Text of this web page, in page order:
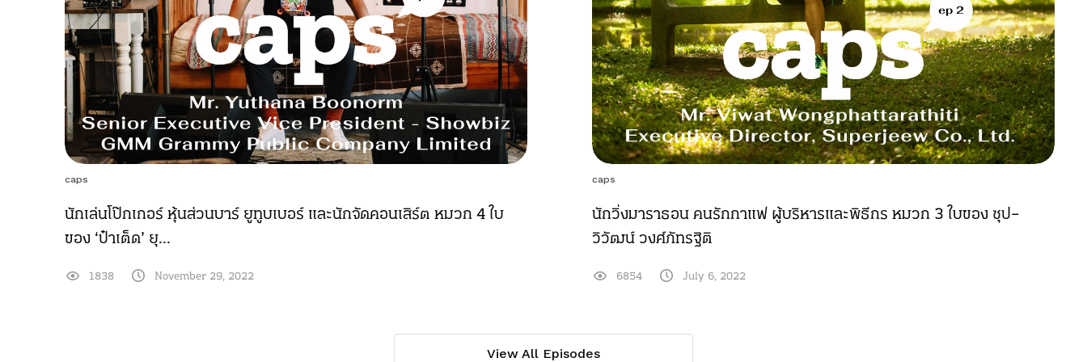
caps
นักเล่นโป๊กเกอร์ หุ้นส่วนบาร์ ยูทูบเบอร์ และนักจัดคอนเสิร์ต หมวก 4 ใบ
ของ ‘ป๋าเต็ด’ ยุ...
1838 November 29, 2022
caps
นักวิ่งมาราธอน คนรักกาแฟ ผู้บริหารและพิธีกร หมวก 3 ใบของ ซุป–
วิวัฒน์ วงศ์ภัทรฐิติ
6854 July 6, 2022
View All Episodes